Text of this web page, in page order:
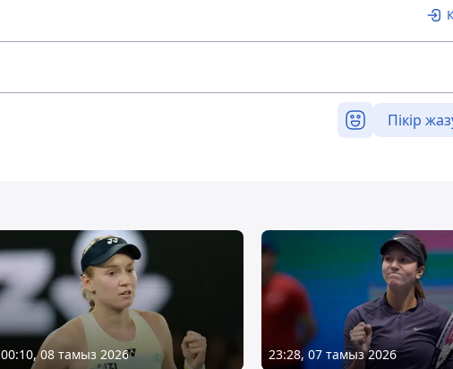
Пікір
00:10, 08 тамыз 2026 23:28, 07 тамыз 2026